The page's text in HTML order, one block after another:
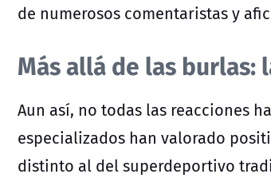
de numerosos comentaristas y
Más allá de las burlas:
Aun así, no todas las reacciones
especializados han valorado
distinto al del superdeportivo